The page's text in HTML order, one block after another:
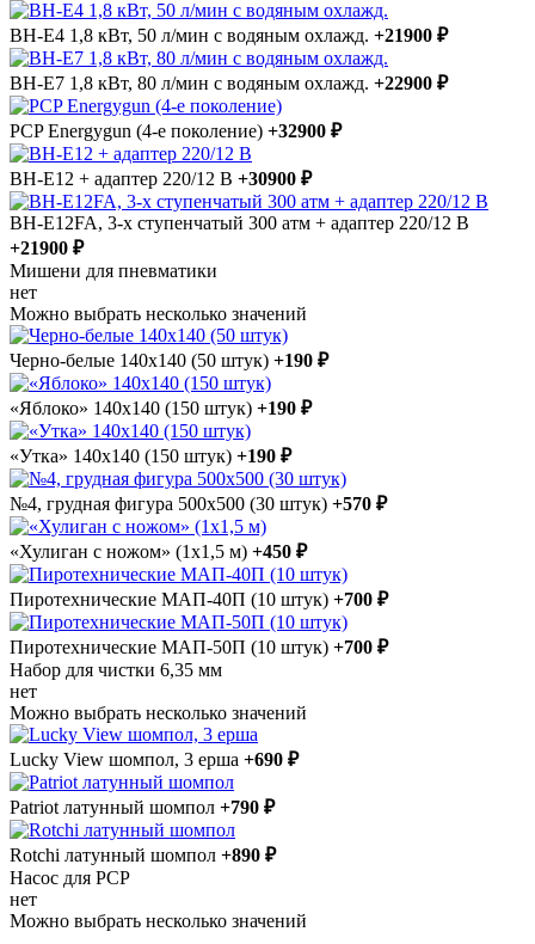
BH-E4 1,8 кВт, 50 л/мин с водяным охлажд. +21900 ₽
BH-E7 1,8 кВт, 80 л/мин с водяным охлажд. +22900 ₽
PCP Energygun (4-е поколение) +32900 ₽
BH-E12 + адаптер 220/12 В +30900 ₽
BH-E12FA, 3-х ступенчатый 300 атм + адаптер 220/12 В
+21900 ₽
Мишени для пневматики
нет
Можно выбрать несколько значений
Черно-белые 140x140 (50 штук) +190 ₽
«Яблоко» 140x140 (150 штук) +190 ₽
«Утка» 140x140 (150 штук) +190 ₽
№4, грудная фигура 500x500 (30 штук) +570 ₽
«Хулиган с ножом» (1x1,5 м) +450 ₽
Пиротехнические МАП-40П (10 штук) +700 ₽
Пиротехнические МАП-50П (10 штук) +700 ₽
Набор для чистки 6,35 мм
нет
Можно выбрать несколько значений
Lucky View шомпол, 3 ерша +690 ₽
Patriot латунный шомпол +790 ₽
Rotchi латунный шомпол +890 ₽
Насос для РСР
нет
Можно выбрать несколько значений